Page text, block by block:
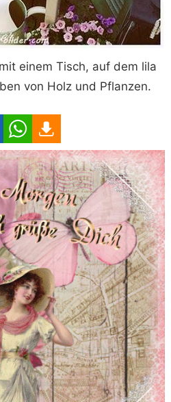
einem Tisch, auf dem lila
von Holz und Pflanzen.